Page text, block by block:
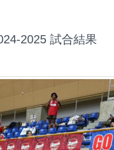
2025 試合結果